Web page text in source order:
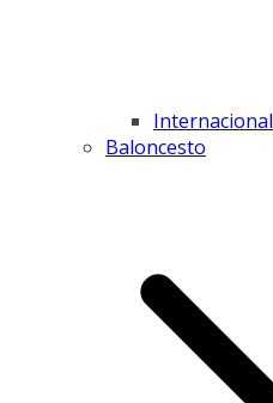
Internacional
Baloncesto